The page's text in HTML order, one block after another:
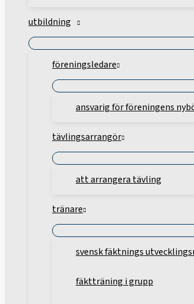
utbildning
föreningsledare
ansvarig för föreningens
tävlingsarrangör
att arrangera tävling
tränare
svensk fäktnings
fäktträning i grupp